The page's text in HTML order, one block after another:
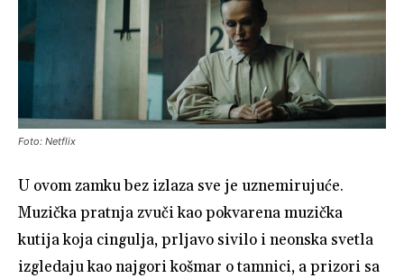
Foto: Netflix
U ovom zamku bez izlaza sve je uznemirujuće.
Muzička pratnja zvuči kao pokvarena muzička
kutija koja cingulja, prljavo sivilo i neonska svetla
izgledaju kao najgori košmar o tamnici, a prizori sa